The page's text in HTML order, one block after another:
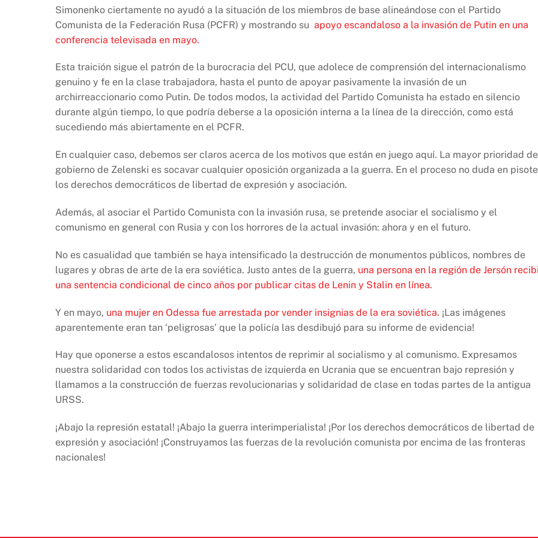
Simonenko ciertamente no ayudó a la situación de los miembros de base alineándose con el Partido
Comunista de la Federación Rusa (PCFR) y mostrando su apoyo escandaloso a la invasión de Putin en una
conferencia televisada en mayo.
Esta traición sigue el patrón de la burocracia del PCU, que adolece de comprensión del internacionalismo
genuino y fe en la clase trabajadora, hasta el punto de apoyar pasivamente la invasión de un
archirreaccionario como Putin. De todos modos, la actividad del Partido Comunista ha estado en silencio
durante algún tiempo, lo que podría deberse a la oposición interna a la línea de la dirección, como está
sucediendo más abiertamente en el PCFR.
En cualquier caso, debemos ser claros acerca de los motivos que están en juego aquí. La mayor prioridad
gobierno de Zelenski es socavar cualquier oposición organizada a la guerra. En el proceso no duda en
los derechos democráticos de libertad de expresión y asociación.
Además, al asociar el Partido Comunista con la invasión rusa, se pretende asociar el socialismo y el
comunismo en general con Rusia y con los horrores de la actual invasión: ahora y en el futuro.
No es casualidad que también se haya intensificado la destrucción de monumentos públicos, nombres de
lugares y obras de arte de la era soviética. Justo antes de la guerra, una persona en la región de Jersón
una sentencia condicional de cinco años por publicar citas de Lenin y Stalin en línea.
Y en mayo, una mujer en Odessa fue arrestada por vender insignias de la era soviética. ¡Las imágenes
aparentemente eran tan ‘peligrosas’ que la policía las desdibujó para su informe de evidencia!
Hay que oponerse a estos escandalosos intentos de reprimir al socialismo y al comunismo. Expresamos
nuestra solidaridad con todos los activistas de izquierda en Ucrania que se encuentran bajo represión y
llamamos a la construcción de fuerzas revolucionarias y solidaridad de clase en todas partes de la antigua
URSS.
¡Abajo la represión estatal! ¡Abajo la guerra interimperialista! ¡Por los derechos democráticos de libertad de
expresión y asociación! ¡Construyamos las fuerzas de la revolución comunista por encima de las fronteras
nacionales!